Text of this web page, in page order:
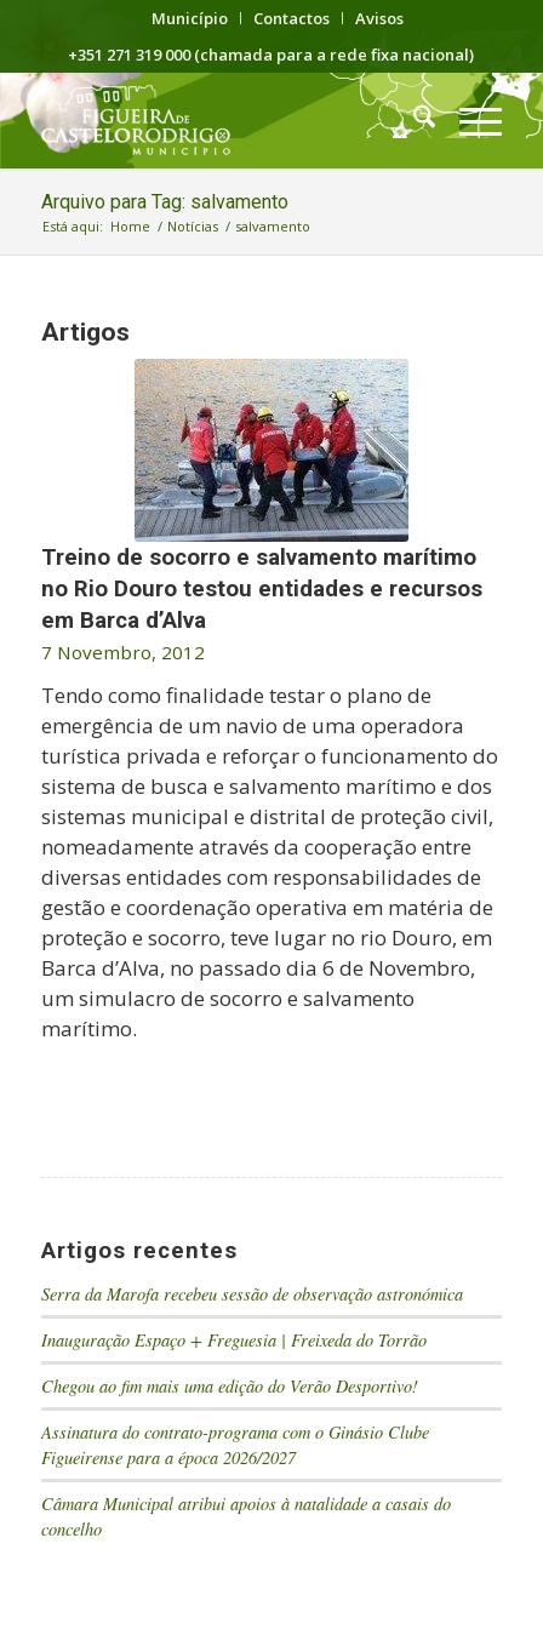
Município Contactos
Avisos
+351 271 319 000 (chamada para a rede fixa nacional)
Arquivo para Tag: salvamento
Está aqui: Home / Notícias / salvamento
Artigos
Treino de socorro e salvamento marítimo
no Rio Douro testou entidades e recursos
em Barca d’Alva
7 Novembro, 2012
Tendo como finalidade testar o plano de
emergência de um navio de uma operadora
turística privada e reforçar o funcionamento do
sistema de busca e salvamento marítimo e dos
sistemas municipal e distrital de proteção civil,
nomeadamente através da cooperação entre
diversas entidades com responsabilidades de
gestão e coordenação operativa em matéria de
proteção e socorro, teve lugar no rio Douro, em
Barca d’Alva, no passado dia 6 de Novembro,
um simulacro de socorro e salvamento
marítimo.
Artigos recentes
Serra da Marofa recebeu sessão de observação astronómica
Inauguração Espaço + Freguesia | Freixeda do Torrão
Chegou ao fim mais uma edição do Verão Desportivo!
Assinatura do contrato-programa com o Ginásio Clube
Figueirense para a época 2026/2027
Câmara Municipal atribui apoios à natalidade a casais do
concelho